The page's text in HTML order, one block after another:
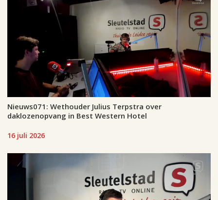
Nieuws071: Wethouder Julius Terpstra over
daklozenopvang in Best Western Hotel
16 juli 2026